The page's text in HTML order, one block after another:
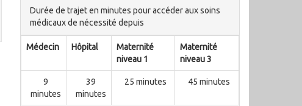
Durée de trajet en minutes pour accéder aux soins
médicaux de nécessité depuis
Médecin Hôpital
Maternité
niveau 1
Maternité
niveau 3
9
minutes
39
minutes
25 minutes 45 minutes